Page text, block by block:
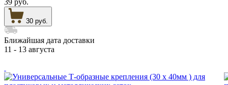
39 руб.
30 руб.
Ближайшая дата доставки
11 - 13 августа